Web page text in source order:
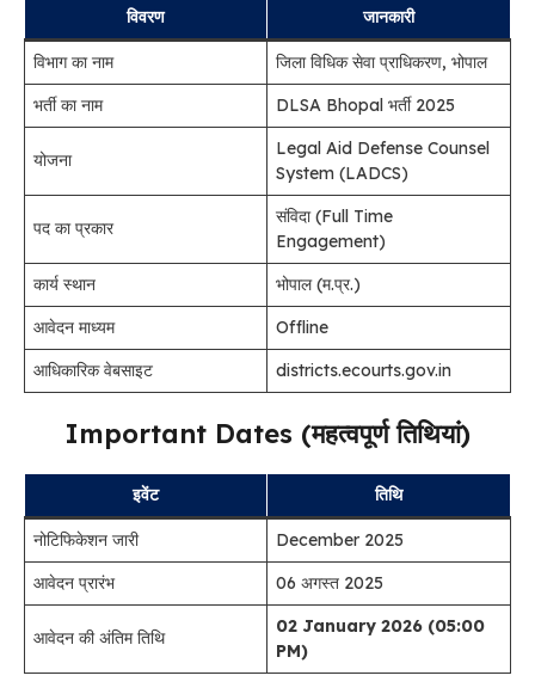
विवरण जानकारी
विभाग का नाम
जिला विधिक सेवा प्राधिकरण, भोपाल
भर्ती का नाम
DLSA Bhopal भर्ती 2025
योजना
Legal Aid Defense Counsel
System (LADCS)
पद का प्रकार
संविदा (Full Time
Engagement)
कार्य स्थान
भोपाल (म.प्र.)
आवेदन माध्यम
Offline
आधिकारिक वेबसाइट
districts.ecourts.gov.in
Important Dates (महत्वपूर्ण तिथियां)
इवेंट तिथि
नोटिफिकेशन जारी
December 2025
आवेदन प्रारंभ
06 अगस्त 2025
आवेदन की अंतिम तिथि
02 January 2026 (05:00
PM)